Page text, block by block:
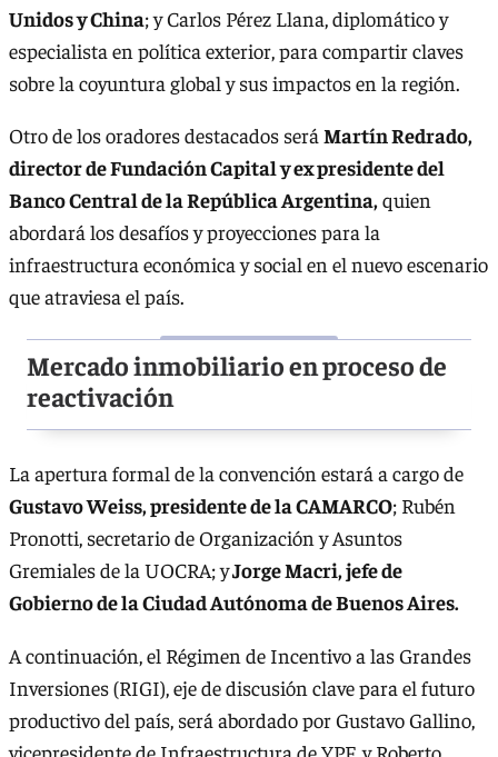
Unidos y China; y Carlos Pérez Llana, diplomático y
especialista en política exterior, para compartir claves
sobre la coyuntura global y sus impactos en la región.
Otro de los oradores destacados será Martín Redrado,
director de Fundación Capital y ex presidente del
Banco Central de la República Argentina,quien
abordará los desafíos y proyecciones para la
infraestructura económica y social en el nuevo escenario
que atraviesa el país.
Mercado inmobiliario en proceso de
reactivación
La apertura formal de la convención estará a cargo de
Gustavo Weiss, presidente de la CAMARCO; Rubén
Pronotti, secretario de Organización y Asuntos
Gremiales de la UOCRA; yJorge Macri, jefe de
Gobierno de la Ciudad Autónoma de Buenos Aires.
A continuación, el Régimen de Incentivo a las Grandes
Inversiones (RIGI), eje de discusión clave para el futuro
productivo del país, será abordado por Gustavo Gallino,